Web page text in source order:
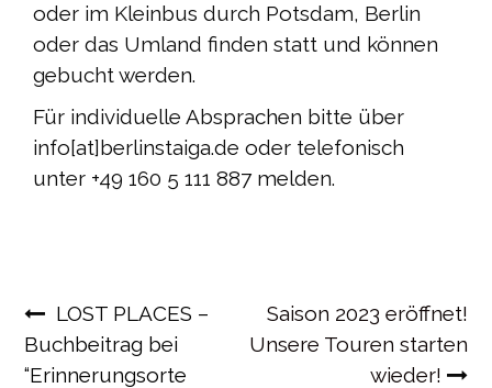
oder im Kleinbus durch Potsdam, Berlin
oder das Umland finden statt und können
gebucht werden.
Für individuelle Absprachen bitte über
info[at]berlinstaiga.de oder telefonisch
unter +49 160 5 111 887 melden.
Beitragsnavigation
LOST PLACES –
Buchbeitrag bei
“Erinnerungsorte
Saison 2023 eröffnet!
Unsere Touren starten
wieder!